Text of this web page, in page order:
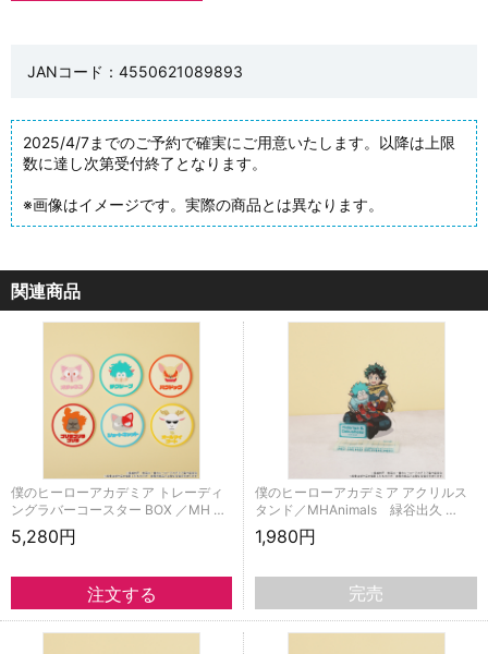
JANコード：4550621089893
2025/4/7までのご予約で確実にご用意いたします。以降は上限
数に達し次第受付終了となります。
※画像はイメージです。実際の商品とは異なります。
関連商品
僕のヒーローアカデミア トレーディ
ングラバーコースター BOX ／MH …
5,280円
僕のヒーローアカデミア アクリルス
タンド／MHAnimals 緑谷出久 …
1,980円
完売